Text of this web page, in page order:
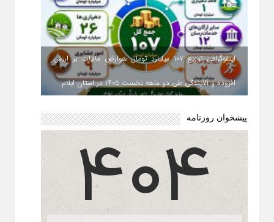
اینفوگرافی توزیع ۱۰۷ میلیارد تومان عوارض مالیات بر ارزش
افزوده و آلایندگی طی دو ماهه نخست ۱۴۰۵ در استان ایلام
پیشخوان روزنامه